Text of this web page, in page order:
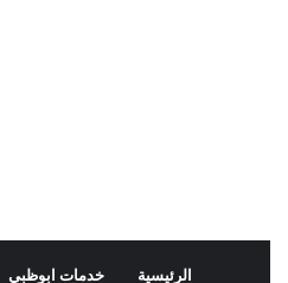
الرئيسية خدمات ابوظبي